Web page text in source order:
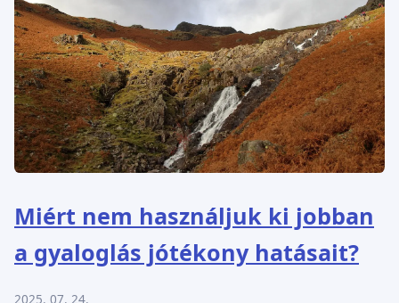
Miért nem használjuk ki jobban
a gyaloglás jótékony hatásait?
2025. 07. 24.